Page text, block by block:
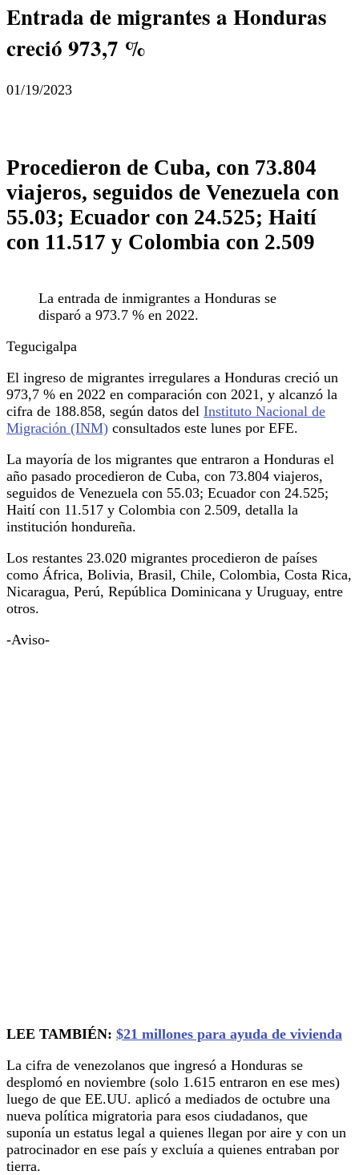
Entrada de migrantes a Honduras
creció 973,7 %
01/19/2023
Procedieron de Cuba, con 73.804
viajeros, seguidos de Venezuela con
55.03; Ecuador con 24.525; Haití
con 11.517 y Colombia con 2.509
La entrada de inmigrantes a Honduras se
disparó a 973.7 % en 2022.
Tegucigalpa
El ingreso de migrantes irregulares a Honduras creció un
973,7 % en 2022 en comparación con 2021, y alcanzó la
cifra de 188.858, según datos del Instituto Nacional de
Migración (INM) consultados este lunes por EFE.
La mayoría de los migrantes que entraron a Honduras el
año pasado procedieron de Cuba, con 73.804 viajeros,
seguidos de Venezuela con 55.03; Ecuador con 24.525;
Haití con 11.517 y Colombia con 2.509, detalla la
institución hondureña.
Los restantes 23.020 migrantes procedieron de países
como África, Bolivia, Brasil, Chile, Colombia, Costa Rica,
Nicaragua, Perú, República Dominicana y Uruguay, entre
otros.
-Aviso-
LEE TAMBIÉN: $21 millones para ayuda de vivienda
La cifra de venezolanos que ingresó a Honduras se
desplomó en noviembre (solo 1.615 entraron en ese mes)
luego de que EE.UU. aplicó a mediados de octubre una
nueva política migratoria para esos ciudadanos, que
suponía un estatus legal a quienes llegan por aire y con un
patrocinador en ese país y excluía a quienes entraban por
tierra.